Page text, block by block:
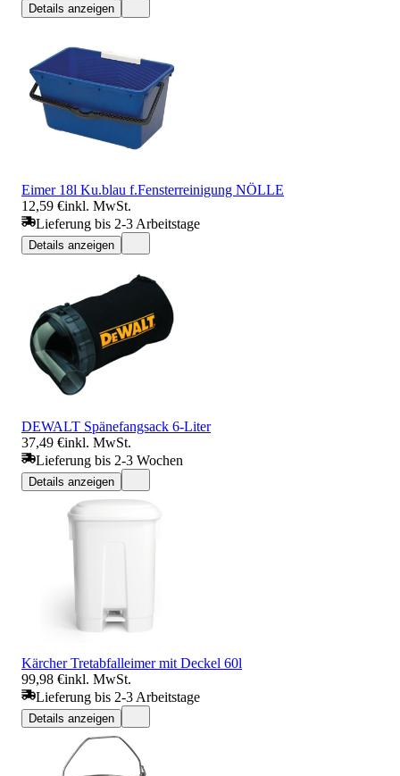
Details anzeigen
Eimer 18l Ku.blau f.Fensterreinigung NÖLLE
12,59 €inkl. MwSt.
Lieferung bis 2-3 Arbeitstage
Details anzeigen
DEWALT Spänefangsack 6-Liter
37,49 €inkl. MwSt.
Lieferung bis 2-3 Wochen
Details anzeigen
Kärcher Tretabfalleimer mit Deckel 60l
99,98 €inkl. MwSt.
Lieferung bis 2-3 Arbeitstage
Details anzeigen